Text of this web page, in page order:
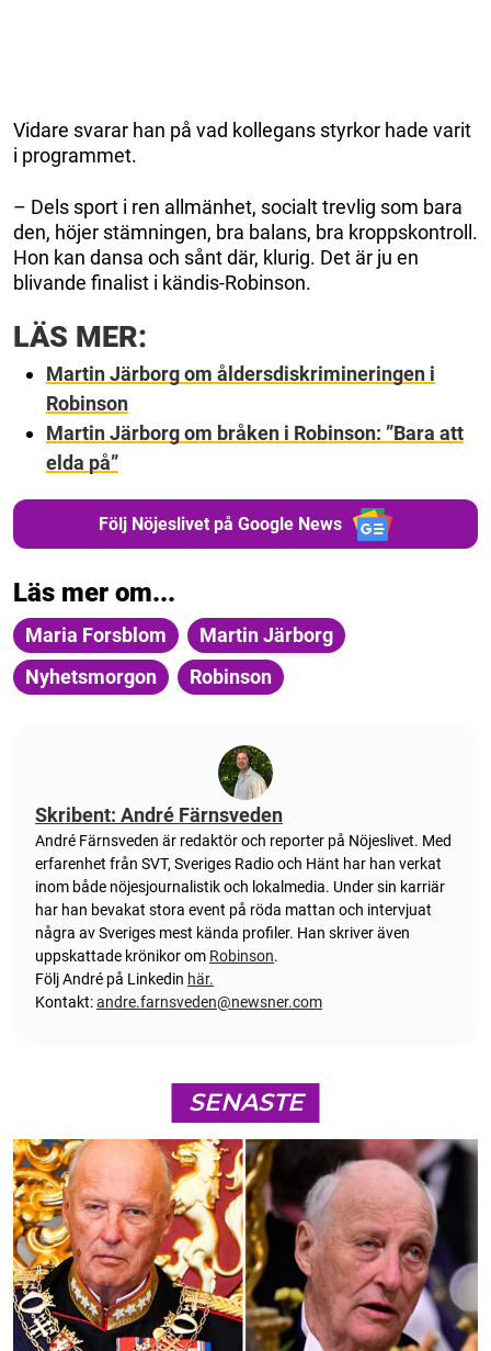
Vidare svarar han på vad kollegans styrkor hade varit
i programmet.
– Dels sport i ren allmänhet, socialt trevlig som bara
den, höjer stämningen, bra balans, bra kroppskontroll.
Hon kan dansa och sånt där, klurig. Det är ju en
blivande finalist i kändis-Robinson.
LÄS MER:
Martin Järborg om åldersdiskrimineringen i
Robinson
Martin Järborg om bråken i Robinson: ”Bara att
elda på”
Följ Nöjeslivet på Google News
Läs mer om...
Maria Forsblom
Martin Järborg
Nyhetsmorgon
Robinson
Skribent: André Färnsveden
André Färnsveden är redaktör och reporter på Nöjeslivet. Med
erfarenhet från SVT, Sveriges Radio och Hänt har han verkat
inom både nöjesjournalistik och lokalmedia. Under sin karriär
har han bevakat stora event på röda mattan och intervjuat
några av Sveriges mest kända profiler. Han skriver även
uppskattade krönikor om Robinson.
Följ André på Linkedin här.
Kontakt:andre.farnsveden@newsner.com
SENASTE